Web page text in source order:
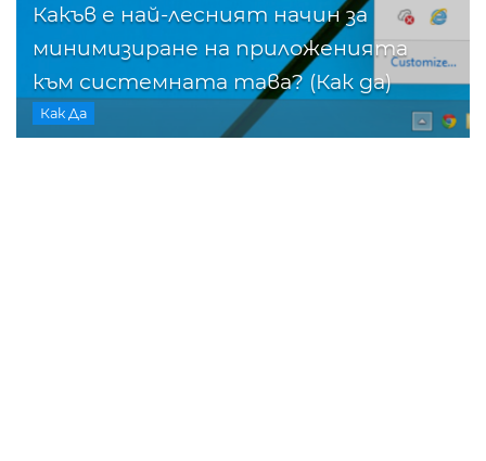
Какъв е най-лесният начин за
минимизиране на приложенията
към системната тава? (Как да)
Как Да